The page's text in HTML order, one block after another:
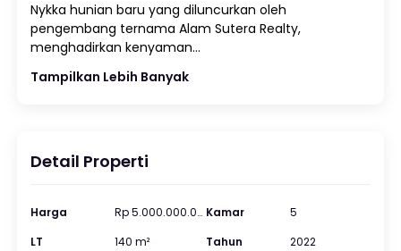
Nykka hunian baru yang diluncurkan oleh
pengembang ternama Alam Sutera Realty,
Tampilkan Lebih Banyak
Detail Properti
Harga
Rp 5.000.000.000
LT
140 m²
Kamar
5
Tahun
2022